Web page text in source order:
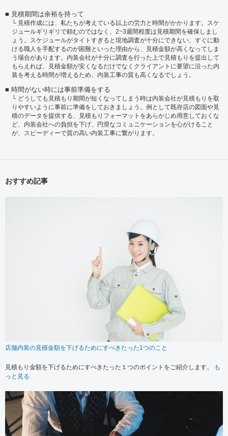
見積期間は余裕を持って
見積作成には、私たちが考えている以上の労力と時間がかかります。スケ
ジュールギリギリで頼むのではなく、2~3週間程度は見積期間を確保しまし
ょう。スケジュールがタイトすぎると現地調査が十分にできない、すぐに動
ける職人を手配するのが困難といった理由から、見積金額が高くなってしま
う場合があります。内装会社が十分に調査を行った上で見積もりを提出して
もらえれば、見積金額が安くなるだけでなくクライアントに要望に沿った内
装を考える時間が増えるため、内装工事の質も高くなるでしょう。
時間がない時には事前準備をする
どうしても見積もり期間が短くなってしまう時は内装会社が見積もりを取
りやすいように事前に準備をしておきましょう。例として既存店の図面や見
積のデータを提供する、見積もりフォーマットをあらかじめ用意しておくな
ど、内装会社への負担を下げ、円滑なコミュニケーションを心がけること
が、スピーディーで質の高い内装工事に繋がります。
おすすめ記事
店舗内装の見積金額を下げるためにすべきたった1つのこと
見積もり金額を下げるためにすべきたった１つのポイントをご紹介します。
も
っと見る